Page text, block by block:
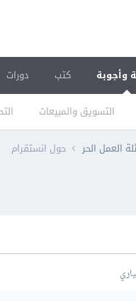
وأجوبة
التسويق والمبيعات
كتب دورات
العمل الحر حول انستقرام